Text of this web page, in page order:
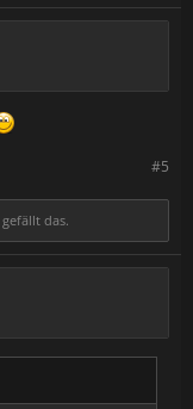
#5
gefällt das.